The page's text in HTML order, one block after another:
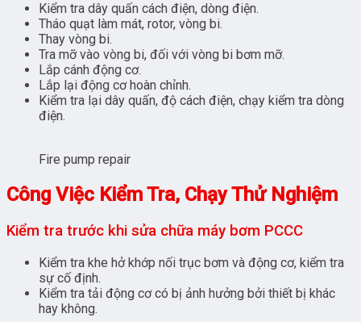
Kiểm tra dây quấn cách điện, dòng điện.
Tháo quạt làm mát, rotor, vòng bi.
Thay vòng bi.
Tra mỡ vào vòng bi, đối với vòng bi bơm mỡ.
Lắp cánh động cơ.
Lắp lại động cơ hoàn chỉnh.
Kiểm tra lại dây quấn, độ cách điện, chạy kiểm tra dòng
điện.
Fire pump repair
Công Việc Kiểm Tra, Chạy Thử Nghiệm
Kiểm tra trước khi sửa chữa máy bơm PCCC
Kiểm tra khe hở khớp nối trục bơm và động cơ, kiểm tra
sự cố định.
Kiểm tra tải động cơ có bị ảnh hưởng bởi thiết bị khác
hay không.